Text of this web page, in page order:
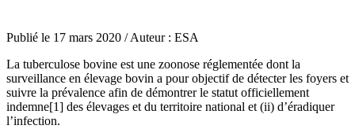
Publié le 17 mars 2020 / Auteur : ESA
La tuberculose bovine est une zoonose réglementée dont la
surveillance en élevage bovin a pour objectif de détecter les foyers et
suivre la prévalence afin de démontrer le statut officiellement
indemne[1] des élevages et du territoire national et (ii) d’éradiquer
l’infection.